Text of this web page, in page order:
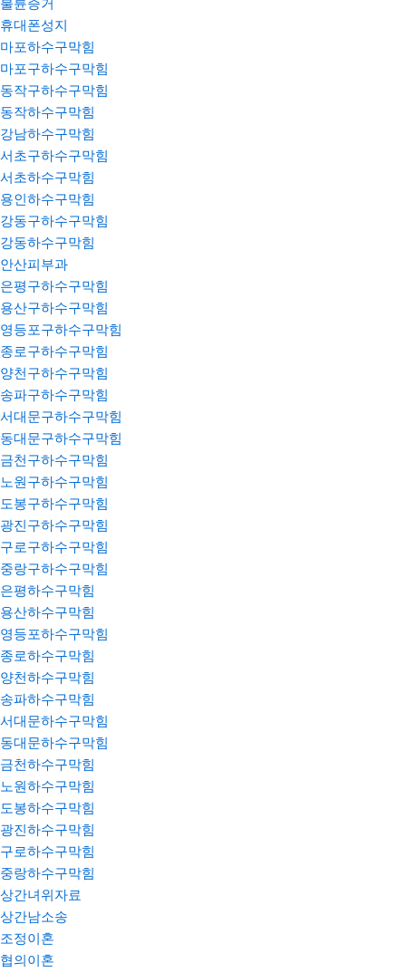
불륜증거
휴대폰성지
마포하수구막힘
마포구하수구막힘
동작구하수구막힘
동작하수구막힘
강남하수구막힘
서초구하수구막힘
서초하수구막힘
용인하수구막힘
강동구하수구막힘
강동하수구막힘
안산피부과
은평구하수구막힘
용산구하수구막힘
영등포구하수구막힘
종로구하수구막힘
양천구하수구막힘
송파구하수구막힘
서대문구하수구막힘
동대문구하수구막힘
금천구하수구막힘
노원구하수구막힘
도봉구하수구막힘
광진구하수구막힘
구로구하수구막힘
중랑구하수구막힘
은평하수구막힘
용산하수구막힘
영등포하수구막힘
종로하수구막힘
양천하수구막힘
송파하수구막힘
서대문하수구막힘
동대문하수구막힘
금천하수구막힘
노원하수구막힘
도봉하수구막힘
광진하수구막힘
구로하수구막힘
중랑하수구막힘
상간녀위자료
상간남소송
조정이혼
협의이혼